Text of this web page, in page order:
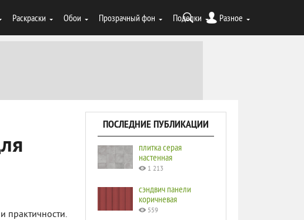
Раскраски Обои Прозрачный фон Поделки Разное
практичности.
ПОСЛЕДНИЕ ПУБЛИКАЦИИ
плитка серая
настенная
1 213
сэндвич панели
коричневая
559